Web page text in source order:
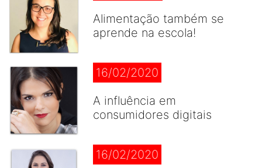
Alimentação também se
aprende na escola!
16/02/2020
A influência em
consumidores digitais
16/02/2020